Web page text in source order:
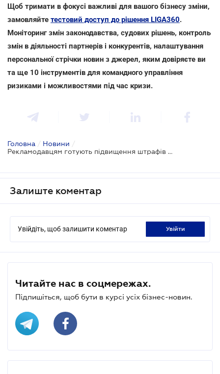
Щоб тримати в фокусі важливі для вашого бізнесу зміни,
замовляйте тестовий доступ до рішення LIGA360.
Моніторинг змін законодавства, судових рішень, контроль
змін в діяльності партнерів і конкурентів, налаштування
персональної стрічки новин з джерел, яким довіряєте ви
та ще 10 інструментів для командного управління
ризиками і можливостями під час кризи.
Головна / Новини /
Рекламодавцям готують підвищення штрафів за дискримінаційну рекламу
Залиште коментар
Увійдіть, щоб залишити коментар увійти
Читайте нас в соцмережах.
Підпишіться, щоб бути в курсі усіх бізнес-новин.